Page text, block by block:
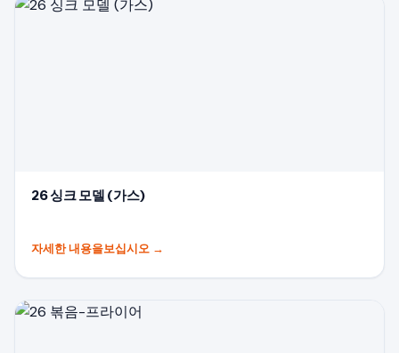
26 싱크 모델 (가스)
자세한 내용을보십시오 →